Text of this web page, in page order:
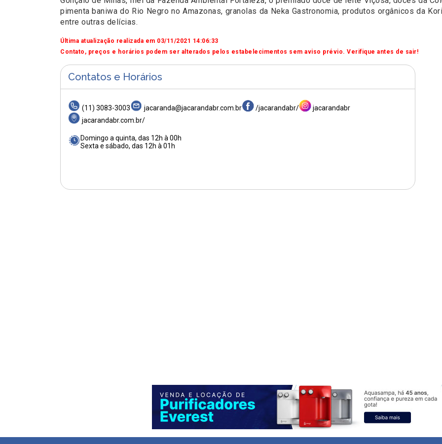
pimenta baniwa do Rio Negro no Amazonas, granolas da Neka Gastronomia, produtos orgânicos da
entre outras delícias.
Última atualização realizada em 03/11/2021 14:06:33
Contato, preços e horários podem ser alterados pelos estabelecimentos sem aviso prévio. Verifique antes de sair!
Contatos e Horários
(11) 3083-3003 jacaranda@jacarandabr.com.br /jacarandabr/
jacarandabr
jacarandabr.com.br/
Domingo a quinta, das 12h à 00h
Sexta e sábado, das 12h à 01h